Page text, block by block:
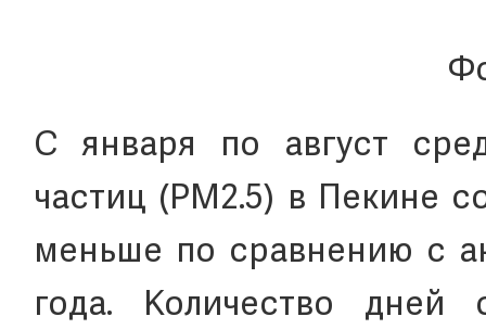
С января по август
частиц (PM2.5) в Пекине
меньше по сравнению с
года. Количество дней